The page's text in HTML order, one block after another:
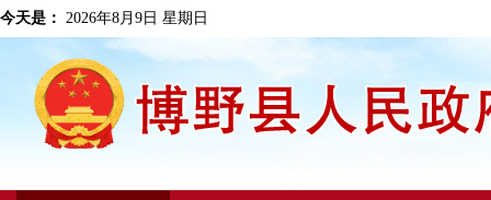
今天是： 2026年8月9日 星期日